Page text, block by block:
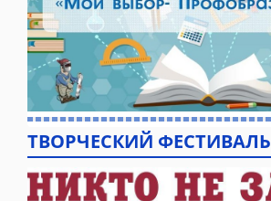
ТВОРЧЕСКИЙ ФЕСТИВАЛЬ